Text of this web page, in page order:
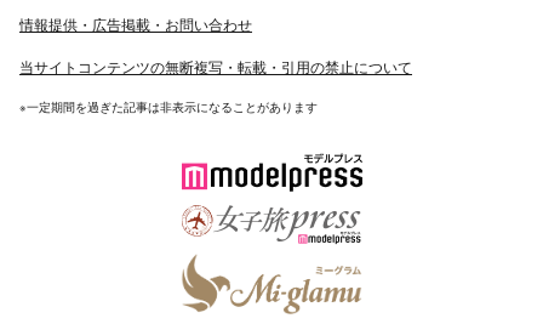
情報提供・広告掲載・お問い合わせ
当サイトコンテンツの無断複写・転載・引用の禁止について
※一定期間を過ぎた記事は非表示になることがあります